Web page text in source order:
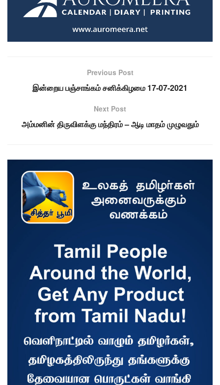
Previous Post
இன்றைய பஞ்சாங்கம் சனிக்கிழமை 17-07-2021
Next Post
அம்மனின் திருவிளக்கு மந்திரம் – ஆடி மாதம் முழுவதும்